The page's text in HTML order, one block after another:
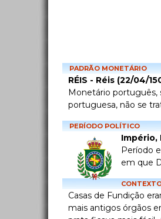
PADRÃO MONETÁRIO
RÉIS - Réis (22/04/
Monetário português,
portuguesa, não se
PERÍODO POLÍTICO
Império,
Período
em que
Casas de Fundição
mais antigos órgãos